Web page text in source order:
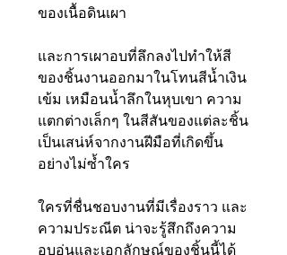
ของเนื้อดินเผา
และการเผาอบที่ลึกลงไปทำให้สี
ของชิ้นงานออกมาในโทนสีน้ำเงิน
เข้ม เหมือนน้ำลึกในหุบเขา ความ
แตกต่างเล็กๆ ในสีสันของแต่ละชิ้น
เป็นเสน่ห์จากงานฝีมือที่เกิดขึ้น
อย่างไม่ซ้ำใคร
ใครที่ชื่นชอบงานที่มีเรื่องราว และ
ความประณีต น่าจะรู้สึกถึงความ
อบอุ่นและเอกลักษณ์ของชิ้นนี้ได้